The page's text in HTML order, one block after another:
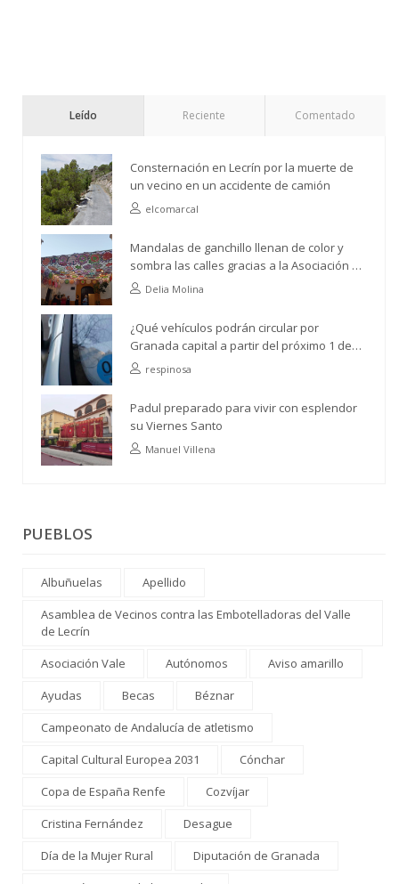
Leído Reciente Comentado
Consternación en Lecrín por la muerte de
un vecino en un accidente de camión
elcomarcal
Mandalas de ganchillo llenan de color y
sombra las calles gracias a la Asociación de
Vecinos Río Ízbor
Delia Molina
¿Qué vehículos podrán circular por
Granada capital a partir del próximo 1 de
abril?respinosa
Padul preparado para vivir con esplendor
su Viernes Santo
Manuel Villena
PUEBLOS
Albuñuelas
Apellido
Asamblea de Vecinos contra las Embotelladoras del Valle
de Lecrín
Asociación Vale
Autónomos
Aviso amarillo
Ayudas
Becas
Béznar
Campeonato de Andalucía de atletismo
Capital Cultural Europea 2031
Cónchar
Copa de España Renfe
Cozvíjar
Cristina Fernández
Desague
Día de la Mujer Rural
Diputación de Granada